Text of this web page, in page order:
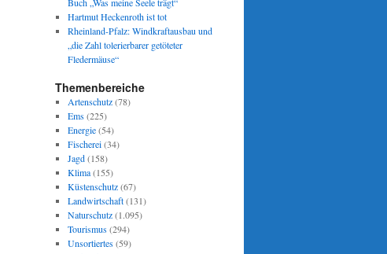
Hartmut Heckenroth ist tot
Rheinland-Pfalz: Windkraftausbau und
„die Zahl tolerierbarer getöteter
Fledermäuse“
Themenbereiche
Artenschutz(78)
Ems(225)
Energie(54)
Fischerei(34)
Jagd(158)
Klima(155)
Küstenschutz(67)
Landwirtschaft(131)
Naturschutz(1.095)
Tourismus(294)
Unsortiertes(59)